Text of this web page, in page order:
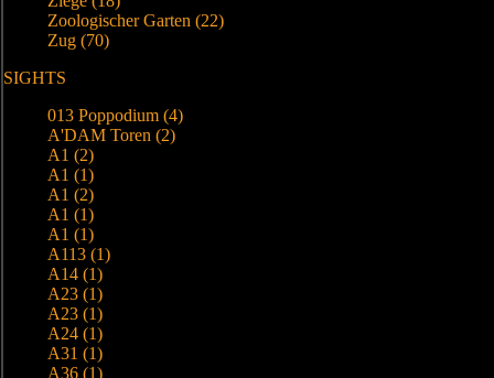
Zoologischer Garten (22)
Zug (70)
SIGHTS
013 Poppodium (4)
A'DAM Toren (2)
A1 (2)
A1 (1)
A1 (2)
A1 (1)
A1 (1)
A113 (1)
A14 (1)
A23 (1)
A23 (1)
A24 (1)
A31 (1)
A36 (1)